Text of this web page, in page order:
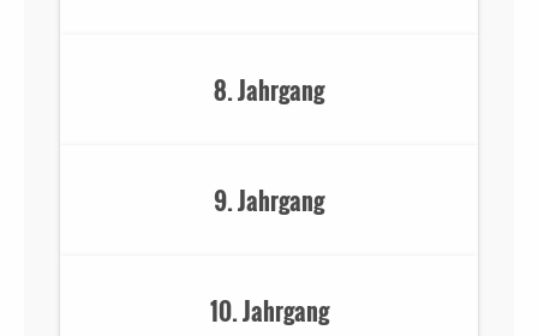
8. Jahrgang
9. Jahrgang
10. Jahrgang